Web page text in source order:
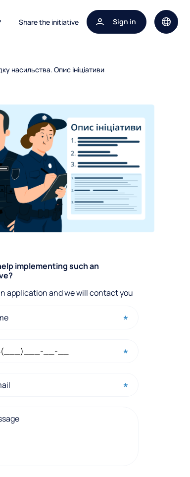
Share the initiative Sign in Site
насильства. Опис ініціативи
implementing such an
application and we will contact you